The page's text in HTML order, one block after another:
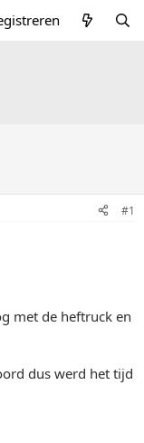
#1
met de heftruck en
dus werd het tijd